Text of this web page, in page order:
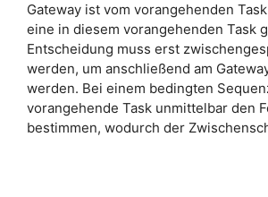
Gateway ist vom vorangehenden
eine in diesem vorangehenden Task
Entscheidung muss erst
werden, um anschließend am
werden. Bei einem bedingten
vorangehende Task unmittelbar den
bestimmen, wodurch der